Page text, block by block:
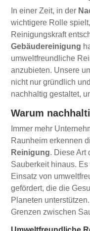
In einer Zeit, in der
wichtigere Rolle
Reinigungskraft
Gebäudereinigung
umweltfreundliche
anzubieten. Unsere
nicht nur gründlich
nachhaltig gestaltet,
Warum
Immer mehr
Raunheim erkennen
Reinigung. Diese Art
Sauberkeit hinaus.
Einsatz von
gefördert, die die
Planeten
Grenzen zwischen